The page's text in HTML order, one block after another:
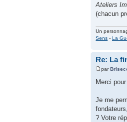
Ateliers
(chacun
Un
Sens - La
Re: La
par
Merci
Je me
? Votre